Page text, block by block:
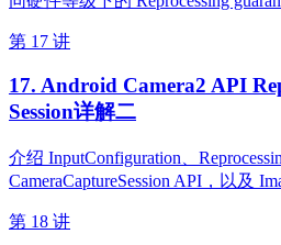
第 17 讲
17. Android Camera2 API
Session详解二
介绍 InputConfiguration、
CameraCaptureSession API，以及
第 18 讲